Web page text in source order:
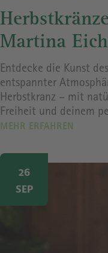
Martina
Entdecke die Kunst
entspannter
Herbstkranz – mit
Freiheit und deinem
MEHR ERFAHREN
Image
26
SEP